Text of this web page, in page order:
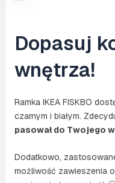
Dopasuj
wnętrza!
Ramka IKEA FISKBO
czarnym i białym.
pasował do Twojego
Dodatkowo,
możliwość zawieszenia